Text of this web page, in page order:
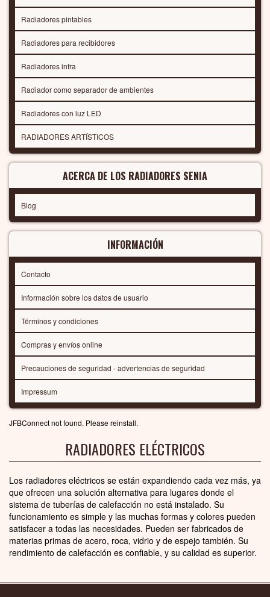
Radiadores pintables
Radiadores para recibidores
Radiadores infra
Radiador como separador de ambientes
Radiadores con luz LED
RADIADORES ARTÍSTICOS
ACERCA DE LOS RADIADORES SENIA
Blog
INFORMACIÓN
Contacto
Información sobre los datos de usuario
Términos y condiciones
Compras y envíos online
Precauciones de seguridad - advertencias de seguridad
Impressum
JFBConnect not found. Please reinstall.
RADIADORES ELÉCTRICOS
Los radiadores eléctricos se están expandiendo cada vez más, ya
que ofrecen una solución alternativa para lugares donde el
sistema de tuberías de calefacción no está instalado. Su
funcionamiento es simple y las muchas formas y colores pueden
satisfacer a todas las necesidades. Pueden ser fabricados de
materias primas de acero, roca, vidrio y de espejo también. Su
rendimiento de calefacción es confiable, y su calidad es superior.